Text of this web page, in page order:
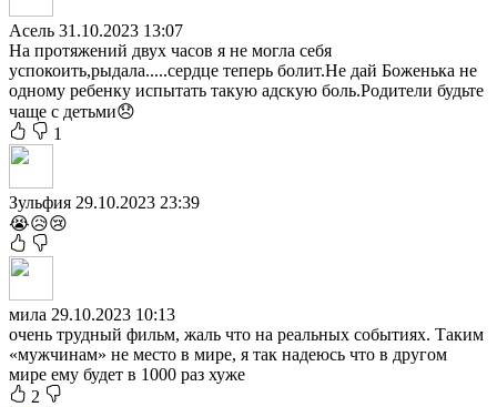
Асель 31.10.2023 13:07
На протяжений двух часов я не могла себя
успокоить,рыдала.....сердце теперь болит.Не дай Боженька не
одному ребенку испытать такую адскую боль.Родители будьте
чаще с детьми😞
1
Зульфия 29.10.2023 23:39
😭😥😢
мила 29.10.2023 10:13
очень трудный фильм, жаль что на реальных событиях. Таким
«мужчинам» не место в мире, я так надеюсь что в другом
мире ему будет в 1000 раз хуже
2